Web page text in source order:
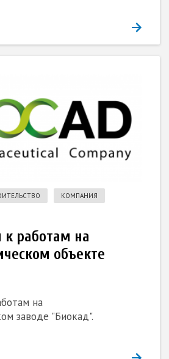
КОМПАНИЯ
к работам на
объекте
на
заводе "Биокад".